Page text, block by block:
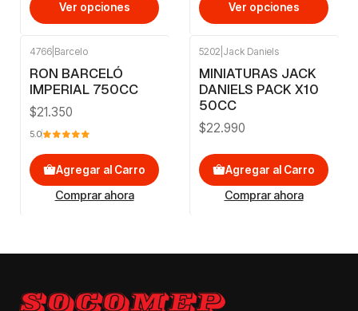
Ver opciones Ver opciones
4766 Barcelo
RON BARCELÓ
IMPERIAL 750CC
$21.350
5.0
Agregar al Carro
Comprar ahora
5202 Jack Daniels
MINIATURAS JACK
DANIELS PACK X10
50CC
$22.990
Agregar al Carro
Comprar ahora